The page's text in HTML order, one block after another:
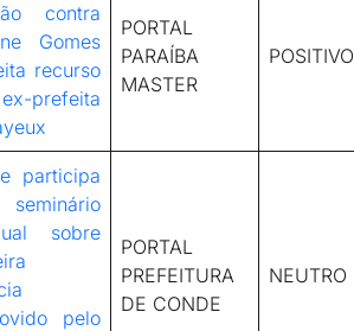
contra
Gomes
recurso
prefeita
PORTAL
PARAÍBA
MASTER
POSITIVO
participa
sobre
pelo
PORTAL
PREFEITURA
DE CONDE
NEUTRO